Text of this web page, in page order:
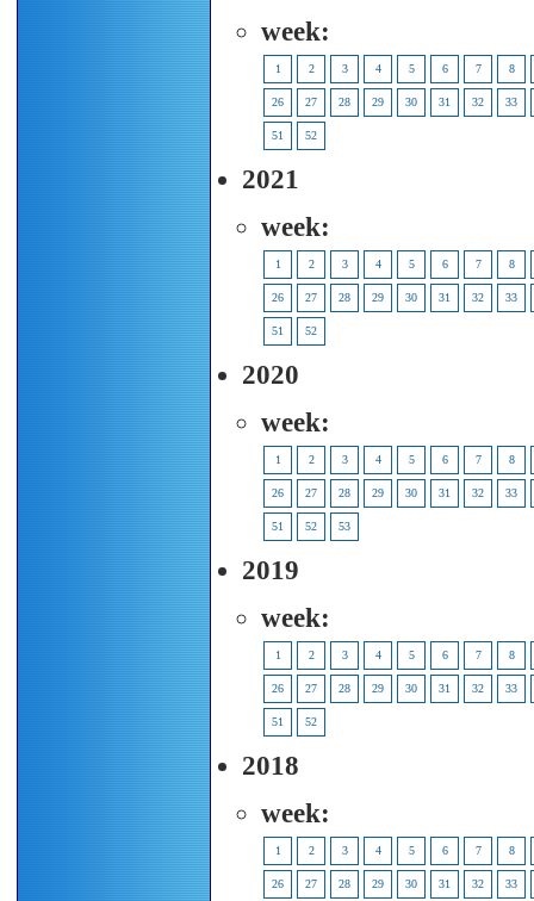
week:
1 2 3 4 5 6 7 8
26 27 28 29 30 31 32 33
51 52
2021
week:
1 2 3 4 5 6 7 8
26 27 28 29 30 31 32 33
51 52
2020
week:
1 2 3 4 5 6 7 8
26 27 28 29 30 31 32 33
51 52 53
2019
week:
1 2 3 4 5 6 7 8
26 27 28 29 30 31 32 33
51 52
2018
week:
1 2 3 4 5 6 7 8
26 27 28 29 30 31 32 33